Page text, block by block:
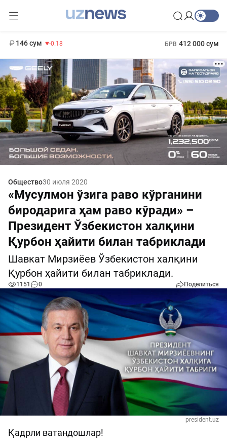
146 сум -0.18 БРВ 412 000 сум
Общество30 июля 2020
«Мусулмон ўзига раво кўрганини
биродарига ҳам раво кўради» –
Президент Ўзбекистон халқини
Қурбон ҳайити билан табриклади
Шавкат Мирзиёев Ўзбекистон халқини
Қурбон ҳайити билан табриклади.
1151 0 Поделиться
president.uz
Қадрли ватандошлар!